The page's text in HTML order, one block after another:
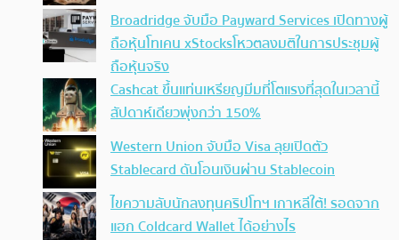
Broadridge จับมือ Payward Services เปิดทางผู้
ถือหุ้นโทเคน xStocksโหวตลงมติในการประชุมผู้
ถือหุ้นจริง
Cashcat ขึ้นแท่นเหรียญมีมที่โตแรงที่สุดในเวลานี้
สัปดาห์เดียวพุ่งกว่า 150%
Western Union จับมือ Visa ลุยเปิดตัว
Stablecard ดันโอนเงินผ่าน Stablecoin
ไขความลับนักลงทุนคริปโทฯ เกาหลีใต้! รอดจาก
แฮก Coldcard Wallet ได้อย่างไร